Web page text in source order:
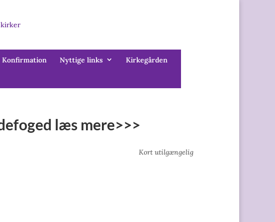
Konfirmation Nyttige links Kirkegården
læs mere>>>
Kort utilgængelig